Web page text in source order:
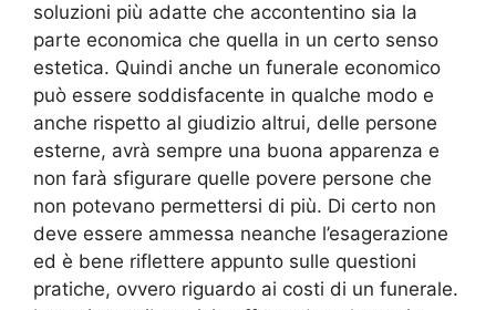
soluzioni più adatte che accontentino sia la
parte economica che quella in un certo senso
estetica. Quindi anche un funerale economico
può essere soddisfacente in qualche modo e
anche rispetto al giudizio altrui, delle persone
esterne, avrà sempre una buona apparenza e
non farà sfigurare quelle povere persone che
non potevano permettersi di più. Di certo non
deve essere ammessa neanche l’esagerazione
ed è bene riflettere appunto sulle questioni
pratiche, ovvero riguardo ai costi di un funerale.